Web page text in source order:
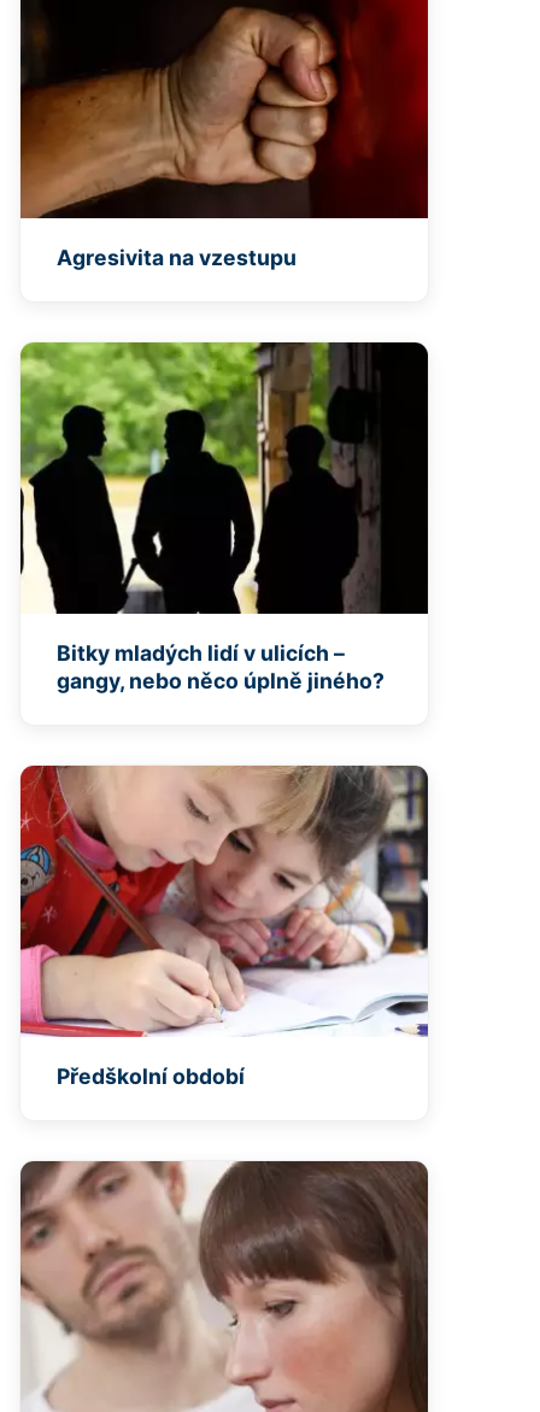
Agresivita na vzestupu
Bitky mladých lidí v ulicích –
gangy, nebo něco úplně jiného?
Předškolní období